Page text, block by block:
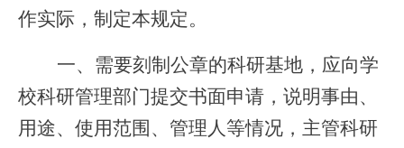
作实际，制定本规定。
一、需要刻制公章的科研基地，应向学
校科研管理部门提交书面申请，说明事由、
用途、使用范围、管理人等情况，主管科研